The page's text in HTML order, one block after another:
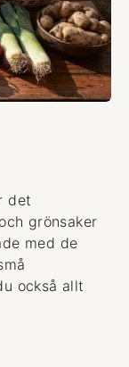
det
grönsaker
med de
också allt